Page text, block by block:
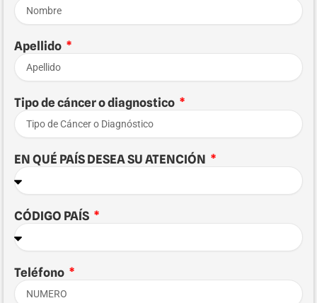
Apellido
Tipo de cáncer o diagnostico
EN QUÉ PAÍS DESEA SU ATENCIÓN
CÓDIGO PAÍS
Teléfono